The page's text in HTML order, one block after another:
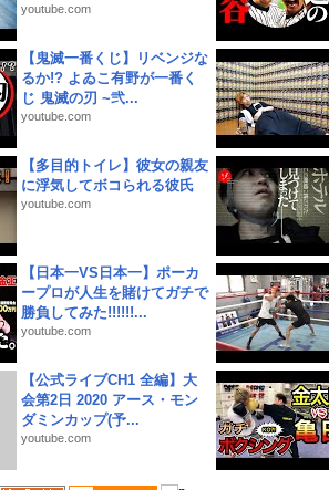
youtube.com
【鬼滅一番くじ】リベンジな
るか!? よゐこ有野が一番く
じ 鬼滅の刃 ~弐...
youtube.com
【多目的トイレ】彼女の親友
に浮気してボコられる彼氏
youtube.com
【日本一VS日本一】ポーカ
ープロが人生を賭けてガチで
勝負してみた!!!!!!...
youtube.com
【公式ライブCH1 全編】大
会第2日 2020 アース・モン
ダミンカップ(予...
youtube.com